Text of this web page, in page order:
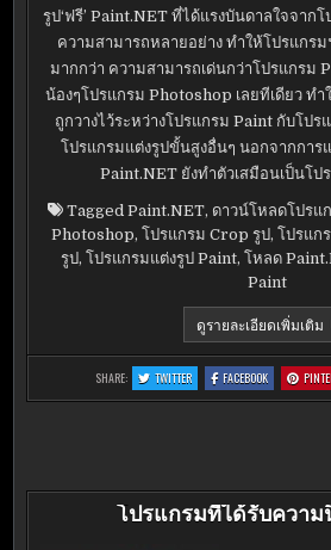
รูป‘ฟรี’ Paint.NET ที่ได้แรงบันดาลใจจาก
ความสามารถหลายอย่าง ทำให้โปรแก
มากกว่า ความสามารถเด่นกว่าโปรแกรม
น้องๆโปรแกรม Photoshop เลยทีเดียว ท
ถูกวางไว้ระหว่างโปรแกรม Paint กับโป
โปรแกรมแต่งรูปขั้นสูงอื่นๆ นอกจากการ
Paint.NET ยังทำตัวเสมือนเป็นโป
Tagged Paint.NET, ดาวน์โหลดโปรแ
Photoshop, โปรแกรม Crop รูป , โปรแก
รูป , โปรแกรมแต่งรูป Paint, โหลด
Paint
ดูรายละเอียดเพิ่มเติม
SHARE: TWITTER:
PAINT.NET
4.0.5
FACEBOOK:
PAINT.NET
4.0.5
โปรแกรมที่ได้รับควา